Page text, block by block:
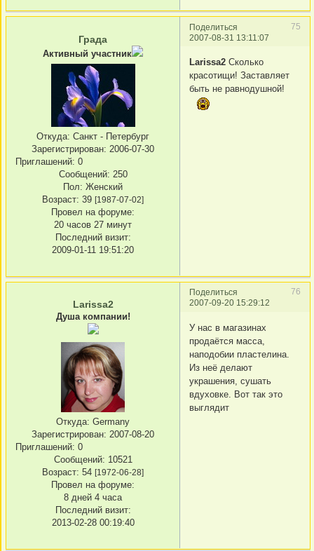
Поделиться
75
2007-08-31 13:11:07
Града
Активный участник
Откуда: Санкт - Петербург
Зарегистрирован: 2006-07-30
Приглашений: 0
Сообщений: 250
Пол: Женский
Возраст: 39 [1987-07-02]
Провел на форуме:
20 часов 27 минут
Последний визит:
2009-01-11 19:51:20
Larissa2 Сколько
красотищи! Заставляет
быть не равнодушной!
Поделиться
76
2007-09-20 15:29:12
Larissa2
Душа компании!
Откуда: Germany
Зарегистрирован: 2007-08-20
Приглашений: 0
Сообщений: 10521
Возраст: 54 [1972-06-28]
Провел на форуме:
8 дней 4 часа
Последний визит:
2013-02-28 00:19:40
У нас в магазинах
продаётся масса,
наподобии пластелина.
Из неё делают
украшения, сушать
вдуховке. Вот так это
выглядит